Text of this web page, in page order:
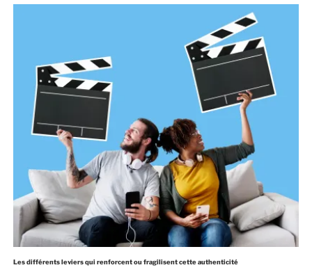
Les différents leviers qui renforcent ou fragilisent cette authenticité